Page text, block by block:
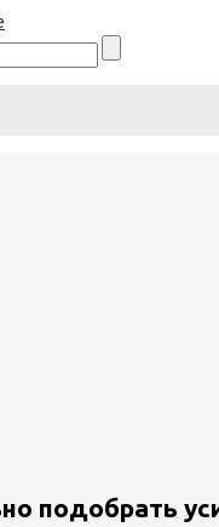
подобрать